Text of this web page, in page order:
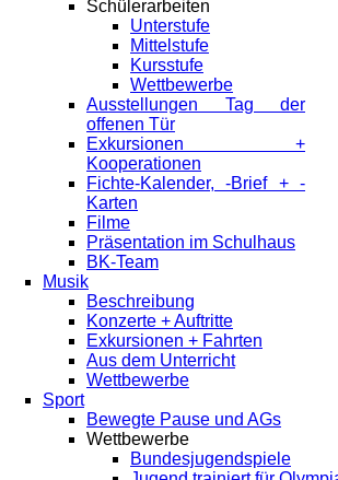
Schülerarbeiten
Unterstufe
Mittelstufe
Kursstufe
Wettbewerbe
Ausstellungen Tag der
offenen Tür
Exkursionen +
Kooperationen
Fichte-Kalender, -Brief + -
Karten
Filme
Präsentation im Schulhaus
BK-Team
Musik
Beschreibung
Konzerte + Auftritte
Exkursionen + Fahrten
Aus dem Unterricht
Wettbewerbe
Sport
Bewegte Pause und AGs
Wettbewerbe
Bundesjugendspiele